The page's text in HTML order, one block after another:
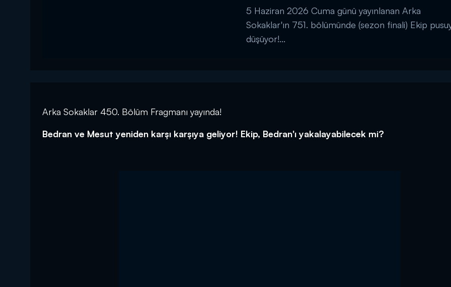
5 Haziran 2026 Cuma günü yayınlanan Arka
Sokaklar'ın 751. bölümünde (sezon finali) Ekip
düşüyor!...
Arka Sokaklar 450. Bölüm Fragmanı yayında!
Bedran ve Mesut yeniden karşı karşıya geliyor! Ekip, Bedran'ı yakalayabilecek mi?